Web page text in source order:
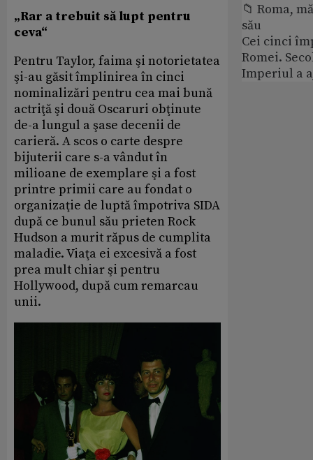
„Rar a trebuit să lupt pentru
ceva“
Pentru Taylor, faima şi notorietatea
şi-au găsit împlinirea în cinci
nominalizări pentru cea mai bună
actriţă şi două Oscaruri obţinute
de-a lungul a şase decenii de
carieră. A scos o carte despre
bijuterii care s-a vândut în
milioane de exemplare şi a fost
printre primii care au fondat o
organizaţie de luptă împotriva SIDA
după ce bunul său prieten Rock
Hudson a murit răpus de cumplita
maladie. Viaţa ei excesivă a fost
prea mult chiar şi pentru
Hollywood, după cum remarcau
unii.
📁 Roma,
său
Cei cinci
Romei.
Imperiul a